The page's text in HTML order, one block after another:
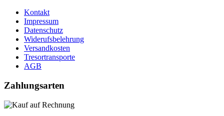
Kontakt
Impressum
Datenschutz
Widerufsbelehrung
Versandkosten
Tresortransporte
AGB
Zahlungsarten